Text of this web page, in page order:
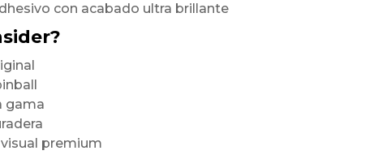
con acabado ultra brillante
gama
premium